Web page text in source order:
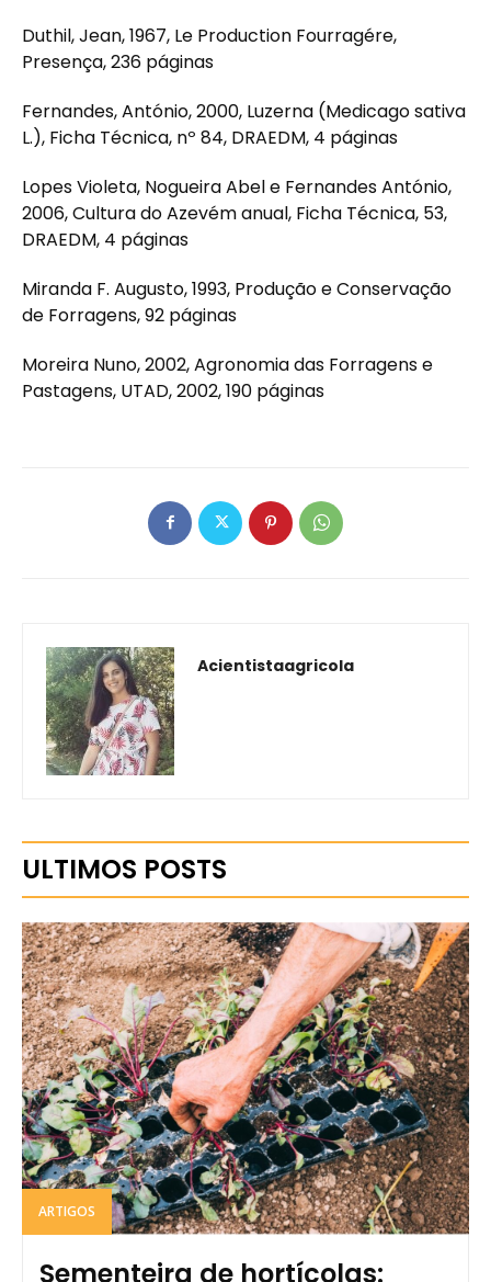
Duthil, Jean, 1967, Le Production Fourragére,
Presença, 236 páginas
Fernandes, António, 2000, Luzerna (Medicago sativa
L.), Ficha Técnica, nº 84, DRAEDM, 4 páginas
Lopes Violeta, Nogueira Abel e Fernandes António,
2006, Cultura do Azevém anual, Ficha Técnica, 53,
DRAEDM, 4 páginas
Miranda F. Augusto, 1993, Produção e Conservação
de Forragens, 92 páginas
Moreira Nuno, 2002, Agronomia das Forragens e
Pastagens, UTAD, 2002, 190 páginas
Acientistaagricola
ULTIMOS POSTS
ARTIGOS
Sementeira de hortícolas: